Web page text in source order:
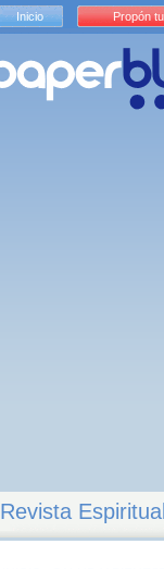
Revista
Inicio Propón